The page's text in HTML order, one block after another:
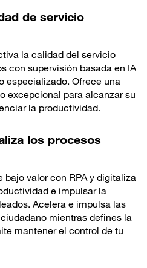
de servicio
la calidad del servicio
con supervisión basada en IA
especializado. Ofrece una
excepcional para alcanzar su
la productividad.
los procesos
bajo valor con RPA y digitaliza
e impulsar la
Acelera e impulsa las
mientras defines la
mantener el control de tu